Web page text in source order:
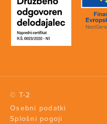
© T-2
Osebni podatki
Splošni pogoji